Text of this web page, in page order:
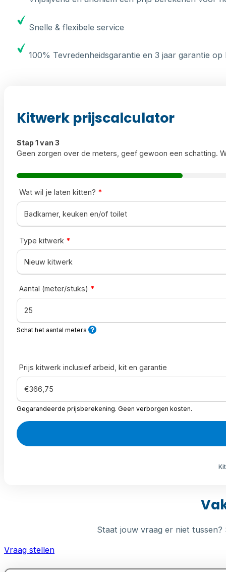
Snelle & flexibele service
100% Tevredenheidsgarantie en 3 jaar garantie
Kitwerk prijscalculator
Stap 1 van 3
Geen zorgen over de meters, geef gewoon een schatting.
Wat wil je laten kitten? *
Type kitwerk *
Aantal (meter/stuks) *
Schat het aantal meters
Prijs kitwerk inclusief arbeid, kit en garantie
Gegarandeerde prijsberekening. Geen verborgen kosten.
Staat jouw vraag er niet tussen?
Vraag stellen